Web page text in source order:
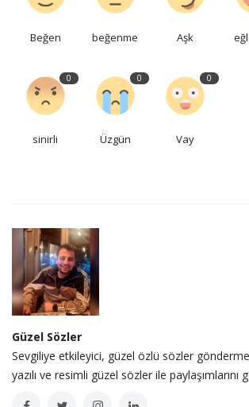
Beğen beğenme Aşk
0
sinirli
0
Üzgün
0
Vay
Güzel Sözler
Sevgiliye etkileyici, güzel özlü sözler
yazılı ve resimli güzel sözler ile